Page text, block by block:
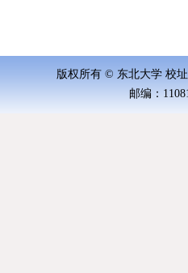
版权所有 © 东北大学 校
邮编：